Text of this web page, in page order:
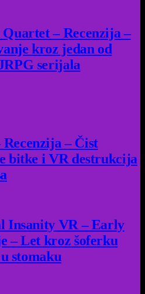
– Recenzija –
kroz jedan od
serijala
– Čist
bitke i VR destrukcija
Insanity VR – Early
– Let kroz šoferku
stomaku